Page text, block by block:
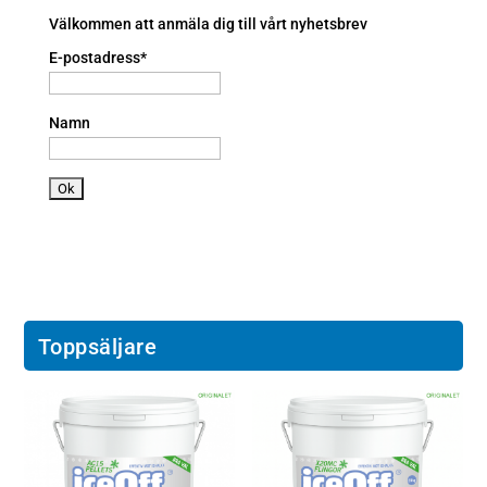
n
a
dr
oi
ic
o
n
Välkommen att anmäla dig till vårt nyhetsbrev
E-postadress*
Namn
Toppsäljare